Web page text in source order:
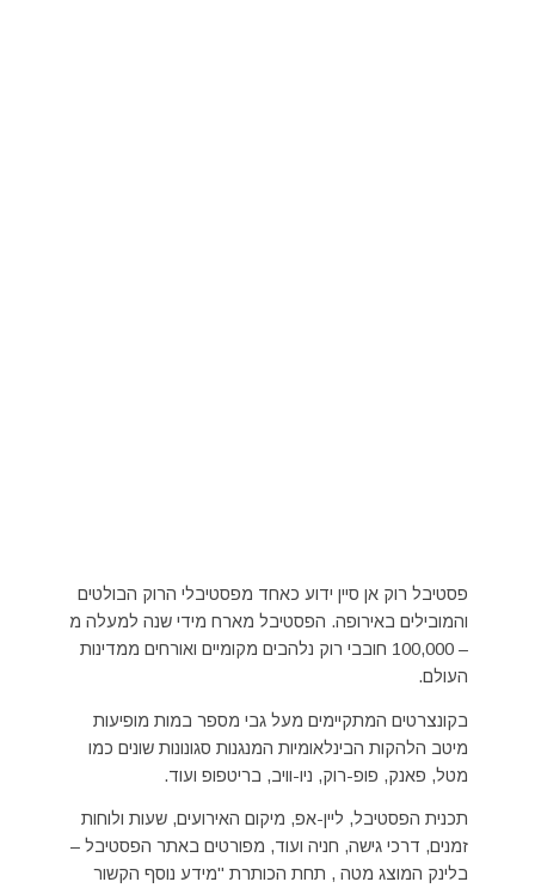
פסטיבל רוק אן סיין ידוע כאחד מפסטיבלי הרוק הבולטים
והמובילים באירופה. הפסטיבל מארח מידי שנה למעלה מ
– 100,000 חובבי רוק נלהבים מקומיים ואורחים ממדינות
העולם.
בקונצרטים המתקיימים מעל גבי מספר במות מופיעות
מיטב הלהקות הבינלאומיות המנגנות סגונונות שונים כמו
מטל, פאנק, פופ-רוק, ניו-וויב, בריטפופ ועוד.
תכנית הפסטיבל, ליין-אפ, מיקום האירועים, שעות ולוחות
זמנים, דרכי גישה, חניה ועוד, מפורטים באתר הפסטיבל –
בלינק המוצג מטה , תחת הכותרת "מידע נוסף הקשור